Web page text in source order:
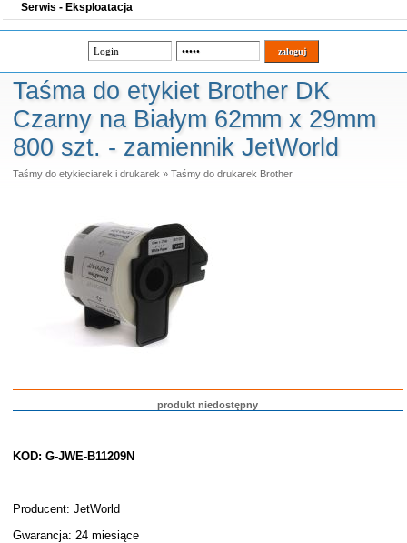
Serwis - Eksploatacja
Taśma do etykiet Brother DK
Czarny na Białym 62mm x 29mm
800 szt. - zamiennik JetWorld
Taśmy do etykieciarek i drukarek » Taśmy do drukarek Brother
produkt niedostępny
KOD: G-JWE-B11209N
Producent: JetWorld
Gwarancja: 24 miesiące